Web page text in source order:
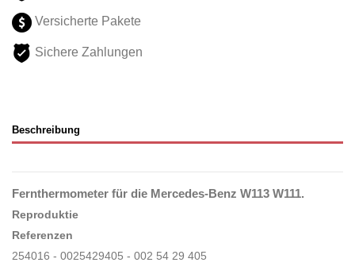
Versicherte Pakete
Sichere Zahlungen
Beschreibung
Fernthermometer für die Mercedes-Benz W113 W111.
Reproduktie
Referenzen
254016 - 0025429405 - 002 54 29 405